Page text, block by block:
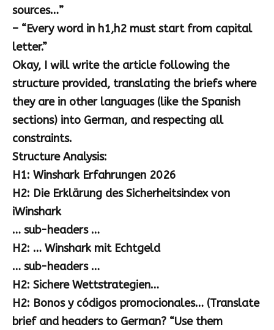
sources…”
– “Every word in h1,h2 must start from capital
letter.”
Okay, I will write the article following the
structure provided, translating the briefs where
they are in other languages (like the Spanish
sections) into German, and respecting all
constraints.
Structure Analysis:
H1: Winshark Erfahrungen 2026
H2: Die Erklärung des Sicherheitsindex von
iWinshark
… sub-headers …
H2: … Winshark mit Echtgeld
… sub-headers …
H2: Sichere Wettstrategien…
H2: Bonos y códigos promocionales… (Translate
brief and headers to German? “Use them